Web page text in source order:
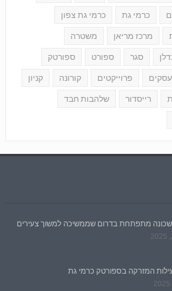
כרמי גת כרמי גת צפון
מרכז מריאן משטרה
סגר ספורט ספורטק
עסקים פרוייקטים קורונה קניון
רייסדור שלהבות חבד
מתפתחת בדרום שממשיכה למשוך צעירים
המזרקה בספורטק כרמי גת